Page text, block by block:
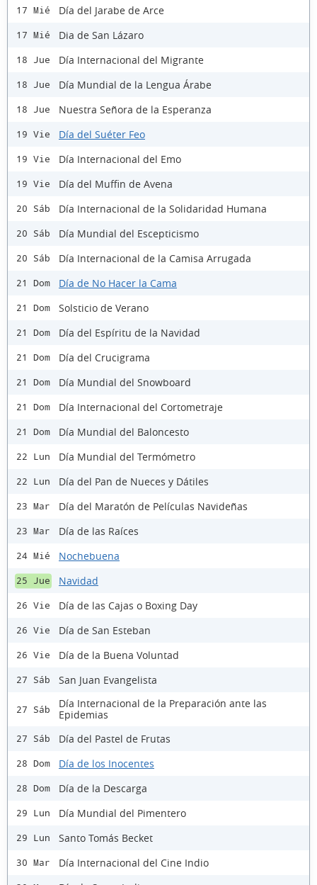
17 Mié Día del Jarabe de Arce
17 Mié Dia de San Lázaro
18 Jue Día Internacional del Migrante
18 Jue Día Mundial de la Lengua Árabe
18 Jue Nuestra Señora de la Esperanza
19 Vie Día del Suéter Feo
19 Vie Día Internacional del Emo
19 Vie Día del Muffin de Avena
20 Sáb Día Internacional de la Solidaridad Humana
20 Sáb Día Mundial del Escepticismo
20 Sáb Día Internacional de la Camisa Arrugada
21 Dom Día de No Hacer la Cama
21 Dom Solsticio de Verano
21 Dom Día del Espíritu de la Navidad
21 Dom Día del Crucigrama
21 Dom Día Mundial del Snowboard
21 Dom Día Internacional del Cortometraje
21 Dom Día Mundial del Baloncesto
22 Lun Día Mundial del Termómetro
22 Lun Día del Pan de Nueces y Dátiles
23 Mar Día del Maratón de Películas Navideñas
23 Mar Día de las Raíces
24 Mié Nochebuena
25 Jue Navidad
26 Vie Día de las Cajas o Boxing Day
26 Vie Día de San Esteban
26 Vie Día de la Buena Voluntad
27 Sáb San Juan Evangelista
27 Sáb
Día Internacional de la Preparación ante las
Epidemias
27 Sáb Día del Pastel de Frutas
28 Dom Día de los Inocentes
28 Dom Día de la Descarga
29 Lun Día Mundial del Pimentero
29 Lun Santo Tomás Becket
30 Mar Día Internacional del Cine Indio